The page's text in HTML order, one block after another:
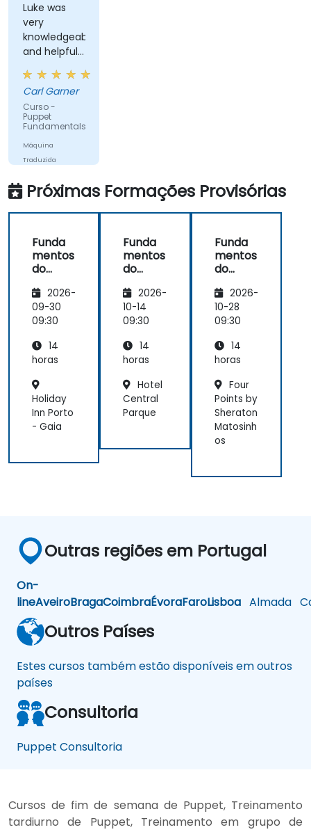
Luke was
very
knowledgeable
and helpful
throughout
the training,
including
answering
some
questions
which were
probably
more
advanced
than the
Carl Garner
Curso -
Puppet
Fundamentals
Máquina
Traduzida
Próximas Formações Provisórias
Funda
mentos
do
2026-
09-30
09:30
14
horas
Holiday
Inn Porto
- Gaia
Funda
mentos
do
2026-
10-14
09:30
14
horas
Hotel
Central
Parque
Funda
mentos
do
2026-
10-28
09:30
14
horas
Four
Points by
Sheraton
Matosinh
os
Outras regiões em Portugal
On-
lineAveiroBragaCoimbraÉvoraFaroLisboa Almada
Outros Países
Estes cursos também estão disponíveis em outros
países
Consultoria
Puppet Consultoria
Cursos de fim de semana de Puppet, Treinamento
tardiurno de Puppet, Treinamento em grupo de